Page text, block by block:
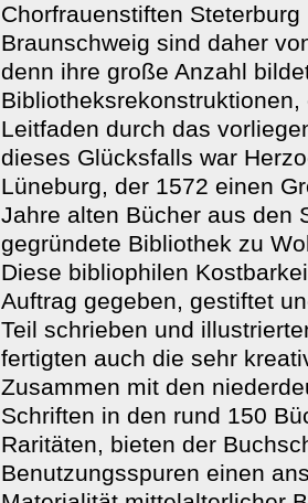
Chorfrauenstiften
Braunschweig sind daher
denn ihre große Anzahl
Leitfaden durch das
dieses Glücksfalls war
Lüneburg, der 1572 einen
Jahre alten Bücher aus den
gegründete Bibliothek zu
Diese bibliophilen
Auftrag gegeben, gestiftet
Teil schrieben und
fertigten auch die sehr
Zusammen mit den
Schriften in den rund 150
Raritäten, bieten der
Benutzungsspuren einen